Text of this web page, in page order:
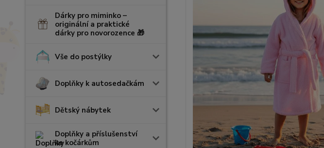
Dárky pro miminko –
originální a praktické
dárky pro novorozence 🎁
Vše do postýlky
Doplňky k autosedačkám
Dětský nábytek
Doplňky a příslušenství
ke kočárkům